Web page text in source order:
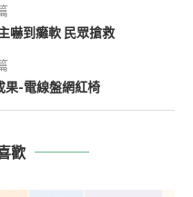
嚇到癱軟 民眾搶救
果-電線盤網紅椅
歡